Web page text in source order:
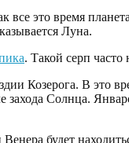
это время
Луна.
. Такой серп
Козерога. В это
Солнца.
будет